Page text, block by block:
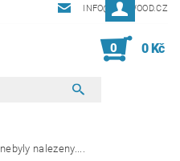
INFO@PERWOOD.CZ
0 0 Kč
nebyly nalezeny....